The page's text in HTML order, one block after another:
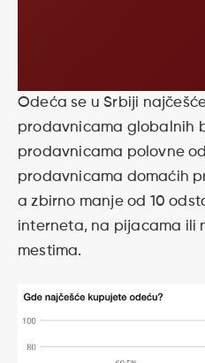
Odeća se u Srbiji
prodavnicama globalnih
prodavnicama polovne
prodavnicama domaćih
a zbirno manje od 10
interneta, na pijacama ili
mestima.